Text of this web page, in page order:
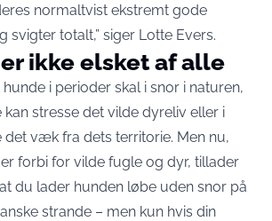
normaltvist ekstremt gode
svigter totalt,” siger Lotte Evers.
ikke elsket af alle
i perioder skal i snor i naturen,
stresse det vilde dyreliv eller i
væk fra dets territorie. Men nu,
forbi for vilde fugle og dyr, tillader
du lader hunden løbe uden snor på
strande – men kun hvis din